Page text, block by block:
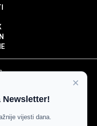
×
Newsletter!
vijesti dana.